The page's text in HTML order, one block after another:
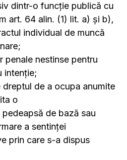
dintr-o funcție publică cu
art. 64 alin. (1) lit. a) și b),
individual de muncă
penale nestinse pentru
intenţie;
de a ocupa anumite
o
de bază sau
a sentinţei
prin care s-a dispus